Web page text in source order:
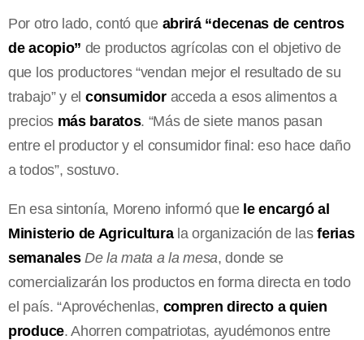
Por otro lado, contó que abrirá “decenas de centros
de acopio” de productos agrícolas con el objetivo de
que los productores “vendan mejor el resultado de su
trabajo” y el consumidoracceda a esos alimentos a
precios más baratos. “Más de siete manos pasan
entre el productor y el consumidor final: eso hace daño
a todos”, sostuvo.
En esa sintonía, Moreno informó quele encargó al
Ministerio de Agriculturala organización de lasferias
semanales De la mata a la mesa, donde se
comercializarán los productos en forma directa en todo
el país. “Aprovéchenlas, compren directo a quien
produce. Ahorren compatriotas, ayudémonos entre